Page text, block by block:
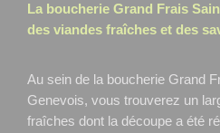
La boucherie Grand Frais
des viandes fraîches et des
Au sein de la boucherie Grand
Genevois, vous trouverez un
fraîches dont la découpe a été